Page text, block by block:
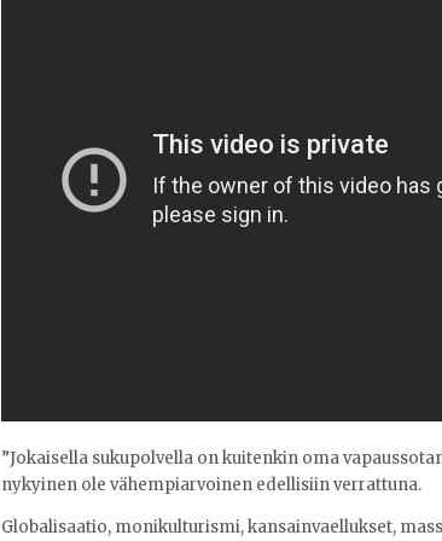
”Jokaisella sukupolvella on kuitenkin oma
nykyinen ole vähempiarvoinen edellisiin verrattuna.
Globalisaatio, monikulturismi, kansainvaellukset,